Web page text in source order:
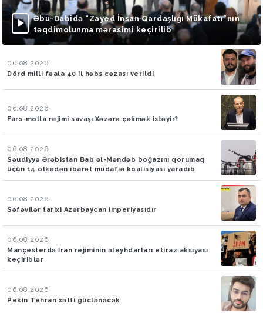
Əbu-Dabidə “Zayed İnsan Qardaşlığı Mükafatı”nın
təqdimolunma mərasimi keçirilib
06.08.2026
Dörd milli fəala 40 il həbs cəzası verildi
06.08.2026
Fars-molla rejimi savaşı Xəzərə çəkmək istəyir?
06.08.2026
Səudiyyə Ərəbistan Bab əl-Məndəb boğazını qorumaq
üçün 14 ölkədən ibarət müdafiə koalisiyası yaradıb
06.08.2026
Səfəvilər tarixi Azərbaycan imperiyasıdır
06.08.2026
Mançesterdə İran rejiminin əleyhdarları etiraz aksiyası
keçiriblər
06.08.2026
Pekin Tehran xətti güclənəcək